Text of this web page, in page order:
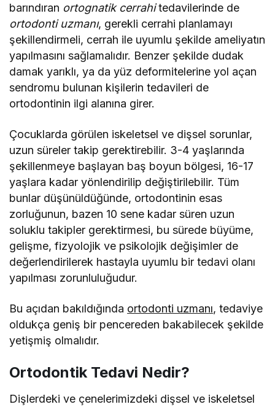
barındıran ortognatik cerrahitedavilerinde de
ortodonti uzmanı, gerekli cerrahi planlamayı
şekillendirmeli, cerrah ile uyumlu şekilde ameliyatın
yapılmasını sağlamalıdır. Benzer şekilde dudak
damak yarıklı, ya da yüz deformitelerine yol açan
sendromu bulunan kişilerin tedavileri de
ortodontinin ilgi alanına girer.
Çocuklarda görülen iskeletsel ve dişsel sorunlar,
uzun süreler takip gerektirebilir. 3-4 yaşlarında
şekillenmeye başlayan baş boyun bölgesi, 16-17
yaşlara kadar yönlendirilip değiştirilebilir. Tüm
bunlar düşünüldüğünde, ortodontinin esas
zorluğunun, bazen 10 sene kadar süren uzun
soluklu takipler gerektirmesi, bu sürede büyüme,
gelişme, fizyolojik ve psikolojik değişimler de
değerlendirilerek hastayla uyumlu bir tedavi olanı
yapılması zorunluluğudur.
Bu açıdan bakıldığında ortodonti uzmanı, tedaviye
oldukça geniş bir pencereden bakabilecek şekilde
yetişmiş olmalıdır.
Ortodontik Tedavi Nedir?
Dişlerdeki ve çenelerimizdeki dişsel ve iskeletsel